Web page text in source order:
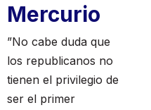
Mercurio
”No cabe duda que
los republicanos no
tienen el privilegio de
ser el primer